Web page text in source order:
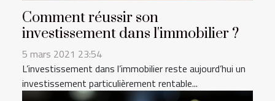
Comment réussir son
investissement dans l'immobilier ?
5 mars 2021 23:54
L’investissement dans l’immobilier reste aujourd’hui un
investissement particulièrement rentable...